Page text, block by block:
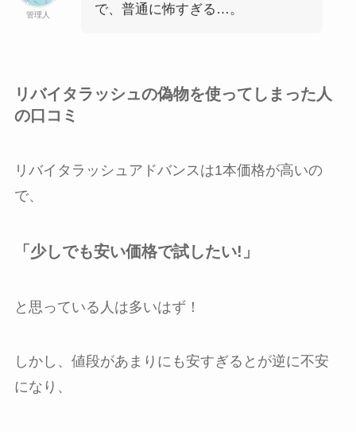
管理人
で、普通に怖すぎる…。
リバイタラッシュの偽物を使ってしまった人
の口コミ
リバイタラッシュアドバンスは1本価格が高いの
で、
「少しでも安い価格で試したい!」
と思っている人は多いはず！
しかし、値段があまりにも安すぎるとが逆に不安
になり、